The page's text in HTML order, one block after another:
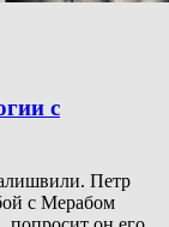
с
Петр
с Мерабом